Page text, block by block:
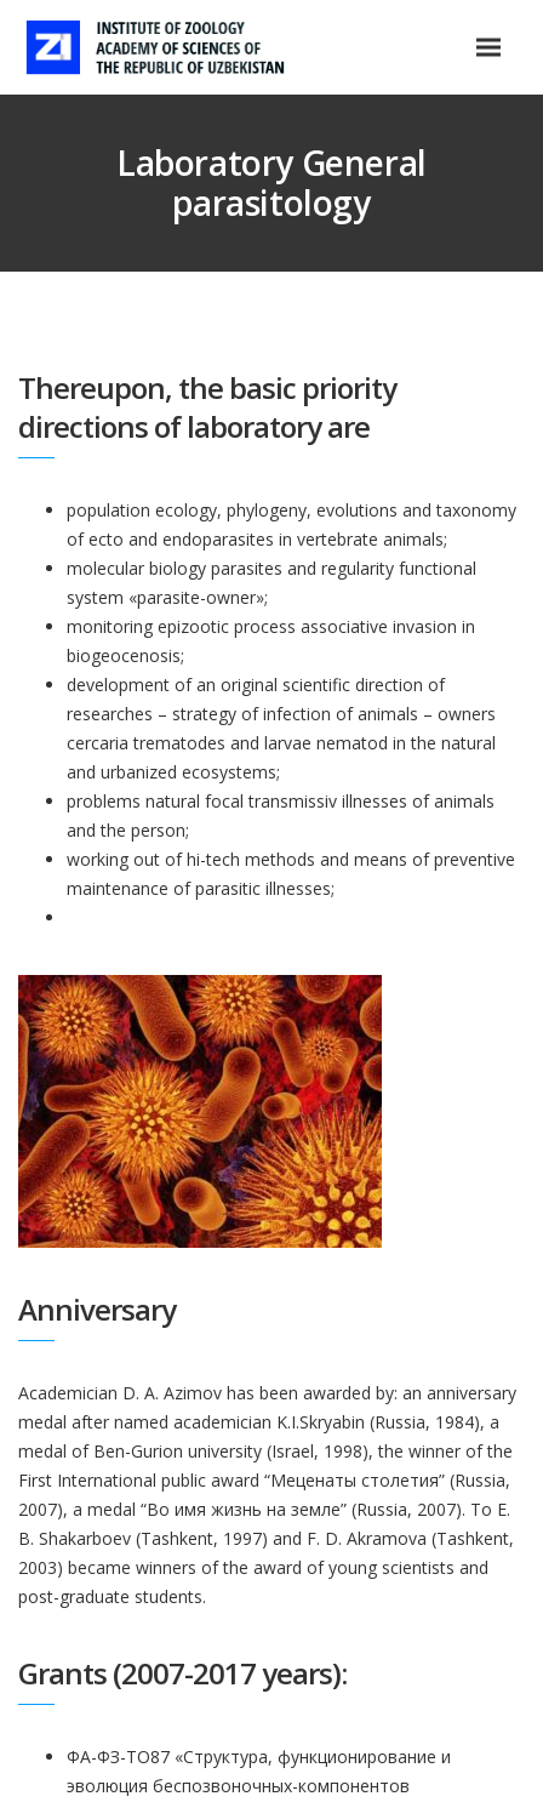
Laboratory General
parasitology
Thereupon, the basic priority
directions of laboratory are
population ecology, phylogeny, evolutions and taxonomy
of ecto and endoparasites in vertebrate animals;
molecular biology parasites and regularity functional
system «parasite-owner»;
monitoring epizootic process associative invasion in
biogeocenosis;
development of an original scientific direction of
researches – strategy of infection of animals – owners
cercaria trematodes and larvae nematod in the natural
and urbanized ecosystems;
problems natural focal transmissiv illnesses of animals
and the person;
working out of hi-tech methods and means of preventive
maintenance of parasitic illnesses;
Anniversary
Academician D. A. Azimov has been awarded by: an anniversary
medal after named academician K.I.Skryabin (Russia, 1984), a
medal of Ben-Gurion university (Israel, 1998), the winner of the
First International public award “Меценаты столетия” (Russia,
2007), a medal “Во имя жизнь на земле” (Russia, 2007). To E.
B. Shakarboev (Tashkent, 1997) and F. D. Akramova (Tashkent,
2003) became winners of the award of young scientists and
post-graduate students.
Grants (2007-2017 years):
ФА-ФЗ-ТО87 «Структура, функционирование и
эволюция беспозвоночных-компонентов